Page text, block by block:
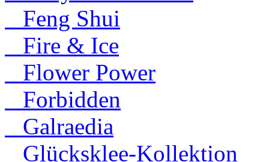
Feng Shui
Fire & Ice
Flower Power
Forbidden
Galraedia
Glücksklee-Kollektion